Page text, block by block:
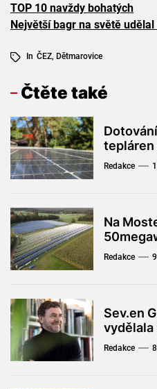
TOP 10 navždy bohatých
Největší bagr na světě
In ČEZ, Dětmarovice
Čtěte také
tepláren
Redakce
Na
Redakce
Sev.en
Redakce